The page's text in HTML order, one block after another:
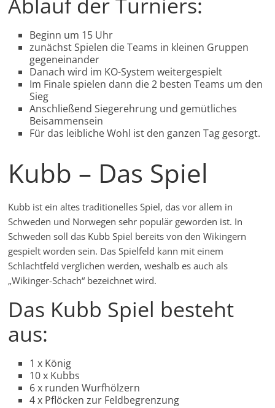
Ablauf der Turniers:
Beginn um 15 Uhr
zunächst Spielen die Teams in kleinen Gruppen
gegeneinander
Danach wird im KO-System weitergespielt
Im Finale spielen dann die 2 besten Teams um den
Sieg
Anschließend Siegerehrung und gemütliches
Beisammensein
Für das leibliche Wohl ist den ganzen Tag gesorgt.
Kubb – Das Spiel
Kubb ist ein altes traditionelles Spiel, das vor allem in
Schweden und Norwegen sehr populär geworden ist. In
Schweden soll das Kubb Spiel bereits von den Wikingern
gespielt worden sein. Das Spielfeld kann mit einem
Schlachtfeld verglichen werden, weshalb es auch als
„Wikinger-Schach“ bezeichnet wird.
Das Kubb Spiel besteht
aus:
1 x König
10 x Kubbs
6 x runden Wurfhölzern
4 x Pflöcken zur Feldbegrenzung